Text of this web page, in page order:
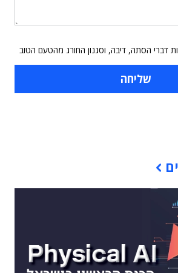
דברי הסתה, דיבה, וסגנון החורג מהטעם הטוב